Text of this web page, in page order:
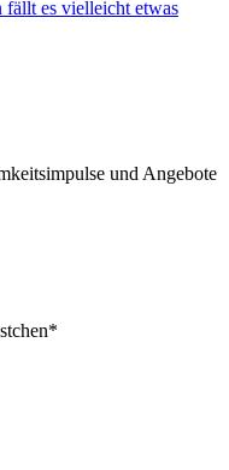
es vielleicht etwas
und Angebote